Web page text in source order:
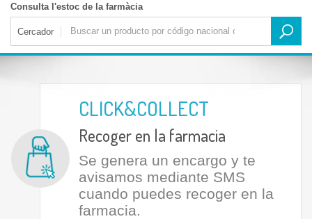
Consulta l'estoc de la farmàcia
Cercador
CLICK&COLLECT
Recoger en la farmacia
Se genera un encargo y te
avisamos mediante SMS
cuando puedes recoger en la
farmacia.